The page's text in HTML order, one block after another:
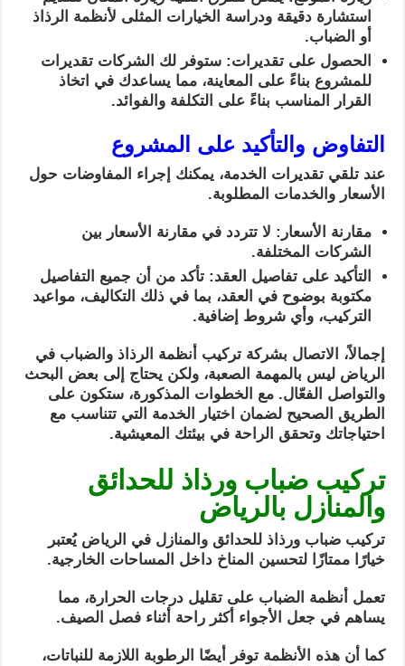
استشارة دقيقة ودراسة الخيارات المثلى لأنظمة الرذاذ
أو الضباب.
الحصول على تقديرات: ستوفر لك الشركات تقديرات
للمشروع بناءً على المعاينة، مما يساعدك في اتخاذ
القرار المناسب بناءً على التكلفة والفوائد.
التفاوض والتأكيد على المشروع
عند تلقي تقديرات الخدمة، يمكنك إجراء المفاوضات حول
الأسعار والخدمات المطلوبة.
مقارنة الأسعار: لا تتردد في مقارنة الأسعار بين
الشركات المختلفة.
التأكيد على تفاصيل العقد: تأكد من أن جميع التفاصيل
مكتوبة بوضوح في العقد، بما في ذلك التكاليف، مواعيد
التركيب، وأي شروط إضافية.
إجمالاً، الاتصال بشركة تركيب أنظمة الرذاذ والضباب في
الرياض ليس بالمهمة الصعبة، ولكن يحتاج إلى بعض البحث
والتواصل الفعّال. مع الخطوات المذكورة، ستكون على
الطريق الصحيح لضمان اختيار الخدمة التي تتناسب مع
احتياجاتك وتحقق الراحة في بيئتك المعيشية.
تركيب ضباب ورذاذ للحدائق
والمنازل بالرياض
تركيب ضباب ورذاذ للحدائق والمنازل في الرياض يُعتبر
خيارًا ممتازًا لتحسين المناخ داخل المساحات الخارجية.
تعمل أنظمة الضباب على تقليل درجات الحرارة، مما
يساهم في جعل الأجواء أكثر راحة أثناء فصل الصيف.
كما أن هذه الأنظمة توفر أيضًا الرطوبة اللازمة للنباتات،